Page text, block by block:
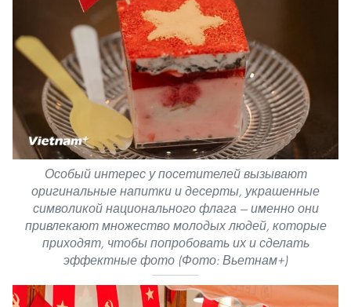
Особый интерес у посетителей вызывают
оригинальные напитки и десерты, украшенные
символикой национального флага — именно они
привлекают множество молодых людей, которые
приходят, чтобы попробовать их и сделать
эффектные фото (Фото: Вьетнам+)